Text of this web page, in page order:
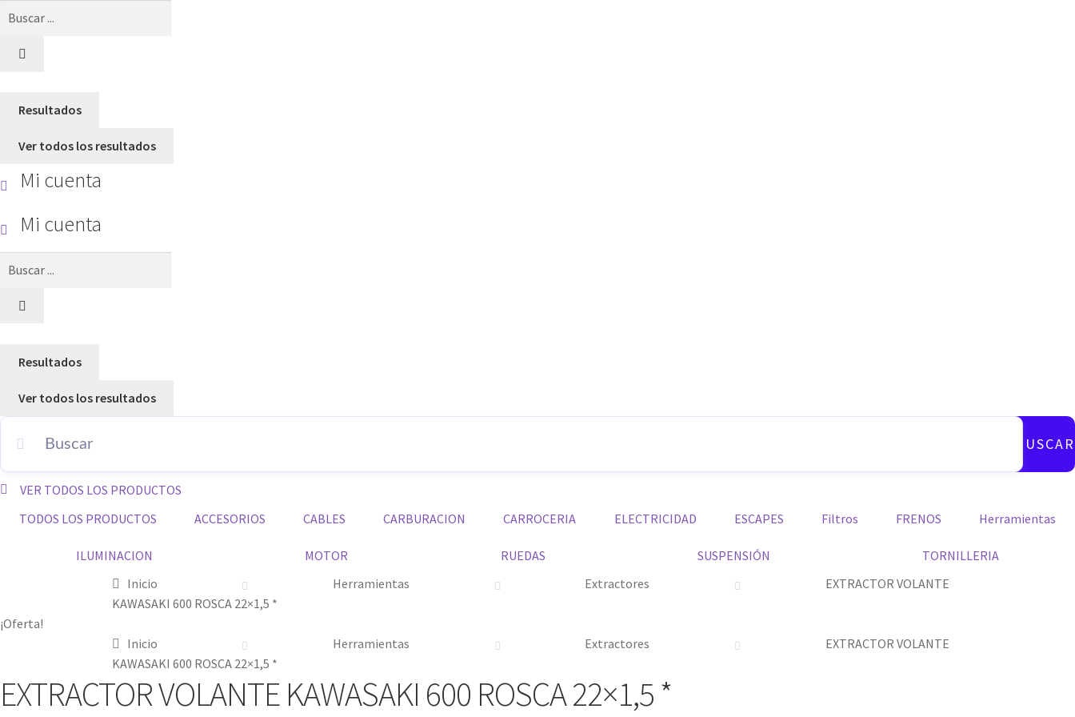
Resultados
Ver todos los resultados
Mi cuenta
Mi cuenta
Resultados
Ver todos los resultados
BUSCAR
VER TODOS LOS PRODUCTOS
TODOS LOS PRODUCTOS
ACCESORIOS CABLES CARBURACION CARROCERIA ELECTRICIDAD ESCAPES Filtros FRENOS Herramientas
ILUMINACION MOTOR RUEDAS SUSPENSIÓN
TORNILLERIA
Inicio
Herramientas Extractores
EXTRACTOR VOLANTE
KAWASAKI 600 ROSCA 22×1,5 *
¡Oferta!
Inicio
Herramientas Extractores
EXTRACTOR VOLANTE
KAWASAKI 600 ROSCA 22×1,5 *
EXTRACTOR VOLANTE KAWASAKI 600 ROSCA 22×1,5 *